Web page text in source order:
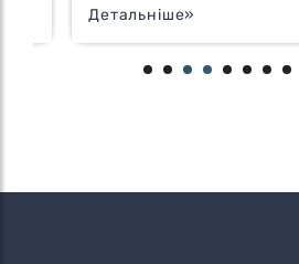
Детальніше»